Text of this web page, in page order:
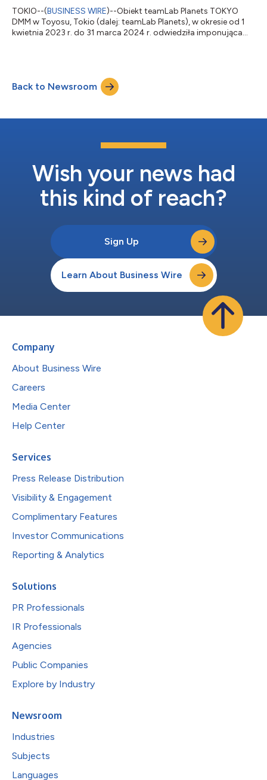
TOKIO--(BUSINESS WIRE)--Obiekt teamLab Planets TOKYO
DMM w Toyosu, Tokio (dalej: teamLab Planets), w okresie od 1
kwietnia 2023 r. do 31 marca 2024 r. odwiedziła imponująca
jednemu rodzajowi sztuki) na świecie. Ponadto w okresie od
stycznia do grudnia 2023 r. obiekt teamLab Planets odwiedziło
łącznie 2 412 495 turystów (*1). W porównaniu z...
Back to Newsroom
Wish your news had
this kind of reach?
Sign Up
Learn About Business Wire
Company
About Business Wire
Careers
Media Center
Help Center
Services
Press Release Distribution
Visibility & Engagement
Complimentary Features
Investor Communications
Reporting & Analytics
Solutions
PR Professionals
IR Professionals
Agencies
Public Companies
Explore by Industry
Newsroom
Industries
Subjects
Languages